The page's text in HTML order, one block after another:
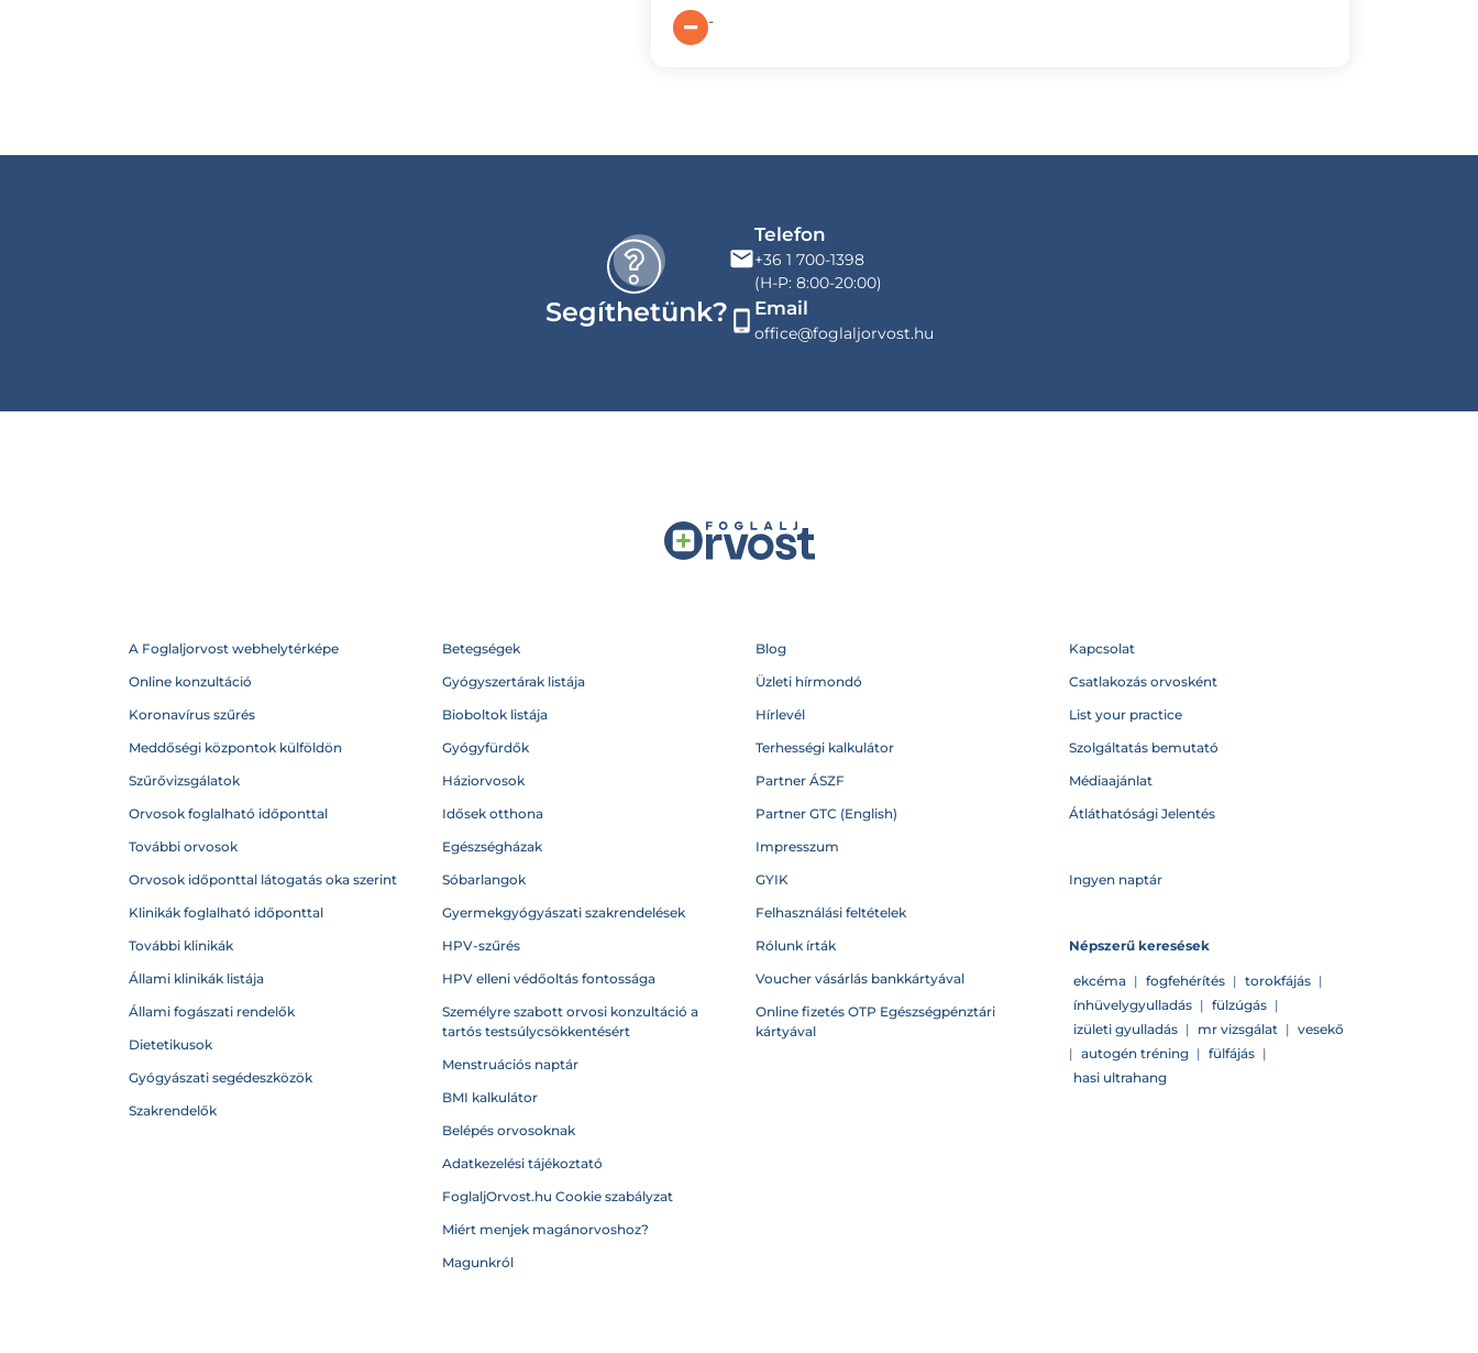
-
Segíthetünk?
Telefon
+36 1 700-1398
(H-P: 8:00-20:00)
Email
office@foglaljorvost.hu
A Foglaljorvost webhelytérképe
Online konzultáció
Koronavírus szűrés
Meddőségi központok külföldön
Szűrővizsgálatok
Orvosok foglalható időponttal
További orvosok
Orvosok időponttal látogatás oka szerint
Klinikák foglalható időponttal
További klinikák
Állami klinikák listája
Állami fogászati rendelők
Dietetikusok
Gyógyászati segédeszközök
Szakrendelők
Betegségek
Gyógyszertárak listája
Bioboltok listája
Gyógyfürdők
Háziorvosok
Idősek otthona
Egészségházak
Sóbarlangok
Gyermekgyógyászati szakrendelések
HPV-szűrés
HPV elleni védőoltás fontossága
Személyre szabott orvosi konzultáció a
tartós testsúlycsökkentésért
Menstruációs naptár
BMI kalkulátor
Belépés orvosoknak
Adatkezelési tájékoztató
FoglaljOrvost.hu Cookie szabályzat
Miért menjek magánorvoshoz?
Magunkról
Blog
Üzleti hírmondó
Hírlevél
Terhességi kalkulátor
Partner ÁSZF
Partner GTC (English)
Impresszum
GYIK
Felhasználási feltételek
Rólunk írták
Voucher vásárlás bankkártyával
Online fizetés OTP Egészségpénztári
kártyával
Kapcsolat
Csatlakozás orvosként
List your practice
Szolgáltatás bemutató
Médiaajánlat
Átláthatósági Jelentés
Ingyen naptár
Népszerű keresések
ekcéma | fogfehérítés | torokfájás |
ínhüvelygyulladás | fülzúgás |
izületi gyulladás | mr vizsgálat | vesekő
| autogén tréning | fülfájás |
hasi ultrahang